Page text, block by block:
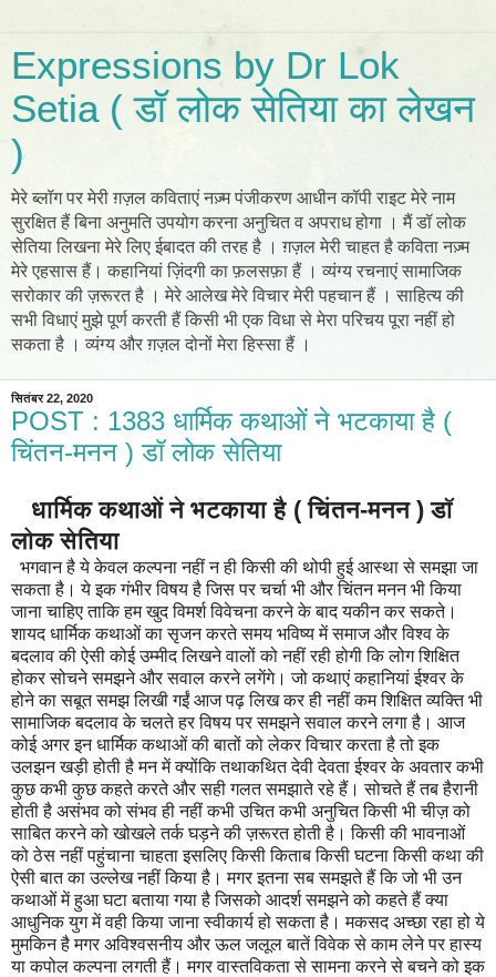
Expressions by Dr Lok
Setia ( डॉ लोक सेतिया का लेखन
)
मेरे ब्लॉग पर मेरी ग़ज़ल कविताएं नज़्म पंजीकरण आधीन कॉपी राइट मेरे नाम
सुरक्षित हैं बिना अनुमति उपयोग करना अनुचित व अपराध होगा । मैं डॉ लोक
सेतिया लिखना मेरे लिए ईबादत की तरह है । ग़ज़ल मेरी चाहत है कविता नज़्म
मेरे एहसास हैं। कहानियां ज़िंदगी का फ़लसफ़ा हैं । व्यंग्य रचनाएं सामाजिक
सरोकार की ज़रूरत है । मेरे आलेख मेरे विचार मेरी पहचान हैं । साहित्य की
सभी विधाएं मुझे पूर्ण करती हैं किसी भी एक विधा से मेरा परिचय पूरा नहीं हो
सकता है । व्यंग्य और ग़ज़ल दोनों मेरा हिस्सा हैं ।
सितंबर 22, 2020
POST : 1383 धार्मिक कथाओं ने भटकाया है (
चिंतन-मनन ) डॉ लोक सेतिया
धार्मिक कथाओं ने भटकाया है ( चिंतन-मनन ) डॉ
लोक सेतिया
भगवान है ये केवल कल्पना नहीं न ही किसी की थोपी हुई आस्था से समझा जा
सकता है। ये इक गंभीर विषय है जिस पर चर्चा भी और चिंतन मनन भी किया
जाना चाहिए ताकि हम खुद विमर्श विवेचना करने के बाद यकीन कर सकते।
शायद धार्मिक कथाओं का सृजन करते समय भविष्य में समाज और विश्व के
बदलाव की ऐसी कोई उम्मीद लिखने वालों को नहीं रही होगी कि लोग शिक्षित
होकर सोचने समझने और सवाल करने लगेंगे। जो कथाएं कहानियां ईश्वर के
होने का सबूत समझ लिखी गईं आज पढ़ लिख कर ही नहीं कम शिक्षित व्यक्ति भी
सामाजिक बदलाव के चलते हर विषय पर समझने सवाल करने लगा है। आज
कोई अगर इन धार्मिक कथाओं की बातों को लेकर विचार करता है तो इक
उलझन खड़ी होती है मन में क्योंकि तथाकथित देवी देवता ईश्वर के अवतार कभी
कुछ कभी कुछ कहते करते और सही गलत समझाते रहे हैं। सोचते हैं तब हैरानी
होती है असंभव को संभव ही नहीं कभी उचित कभी अनुचित किसी भी चीज़ को
साबित करने को खोखले तर्क घड़ने की ज़रूरत होती है। किसी की भावनाओं
को ठेस नहीं पहुंचाना चाहता इसलिए किसी किताब किसी घटना किसी कथा की
ऐसी बात का उल्लेख नहीं किया है। मगर इतना सब समझते हैं कि जो भी उन
कथाओं में हुआ घटा बताया गया है जिसको आदर्श समझने को कहते हैं क्या
आधुनिक युग में वही किया जाना स्वीकार्य हो सकता है। मकसद अच्छा रहा हो ये
मुमकिन है मगर अविश्वसनीय और ऊल जलूल बातें विवेक से काम लेने पर हास्य
या कपोल कल्पना लगती हैं। मगर वास्तविकता से सामना करने से बचने को इक